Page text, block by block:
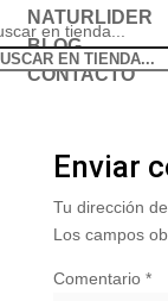
NATURLIDER
BLOG
CONTACTO
en tienda...
Enviar
Tu dirección
Los campos
Comentario *